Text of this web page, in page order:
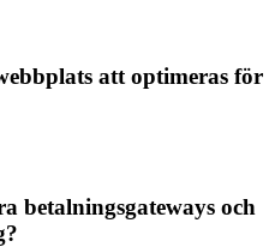
att optimeras för
betalningsgateways och